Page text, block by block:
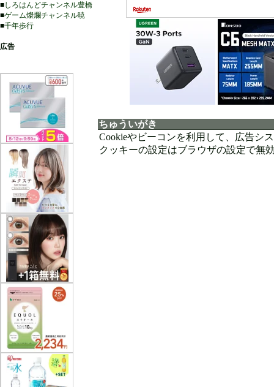
■しろはんどチャンネル豊橋
■ゲーム燦爛チャンネル暁
■千年歩行
広告
ちゅういがき
Cookieやビーコンを利用して、広告シ
クッキーの設定はブラウザの設定で無